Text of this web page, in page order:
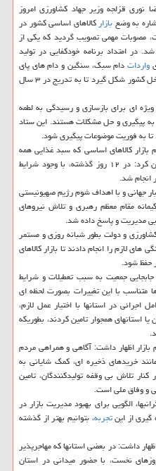
نوری قزلجه وزیر جهاد کشاورزی امروز
بازارکالاهای اساسی کشور در
مصوبات مهمی تصویب گردید که یکی از
در امتداد برنامه خودکفایی در تولید
وارداتدام سبک، سنگین و دام های پای
پروار فراهم می آورد که زنجیره تولید در داخل کشور شکل گیرد تا به تدریج در ۳ سال
ای برای بازسازی و رسیدگی به لطمه
پیگیری و حل مشکلات هستند. این ستاد
به فوریت موضوعات پیگیری شود.
بازار کالاهای اساسی که سبد غذایی همه
خانواده های ایرانی را تشکیل می دهد، بیان کرد: در ۱۲ روز گذشته، با وجود شرایط
انجام شد.
جهانی و با اهداف شوم رژیم صهیونیستی
مقام معظم رهبری و تلاش نیروهای
مدیریت و پاسخ داده شد.
و دولت بطور شبانه روزی و مستمر
لازم را انجام دادند تا بازار کالاهای
حفظ شود.
جمعیت به سبب تعطیلات و شرایط
متناسب با این تغییرات بصورت لحظه ای
در استانها با اختیار عمل لازم،
استانهای همجوار تامین کردند، بطوریکه
اظهار داشت: آگاهی و همراهی مردم
خریدهای ذخیره ای، کمک شایانی به
تلاش بی وقفه تولیدکنندگان، تامین
و وفاق ملی است.
الگویی برای بهبود مدیریت بازار در
گیری از اینتجربه، بتوانیم بهتر از گذشته
داشت: در بعضی استانها که مهاجرپذیر
نخست، با حضور میدانی در استان